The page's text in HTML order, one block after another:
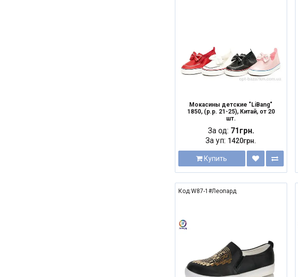
Мокасины детские "LiBang"
1850, (р.р. 21-25), Китай, от 20
шт.
За од: 71грн.
За уп: 1420грн.
Купить
Код:W87-1#Леопард